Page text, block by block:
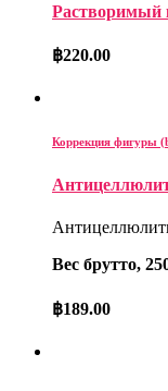
Растворимый
฿220.00
Коррекция фигуры
Вес брутто,
฿189.00